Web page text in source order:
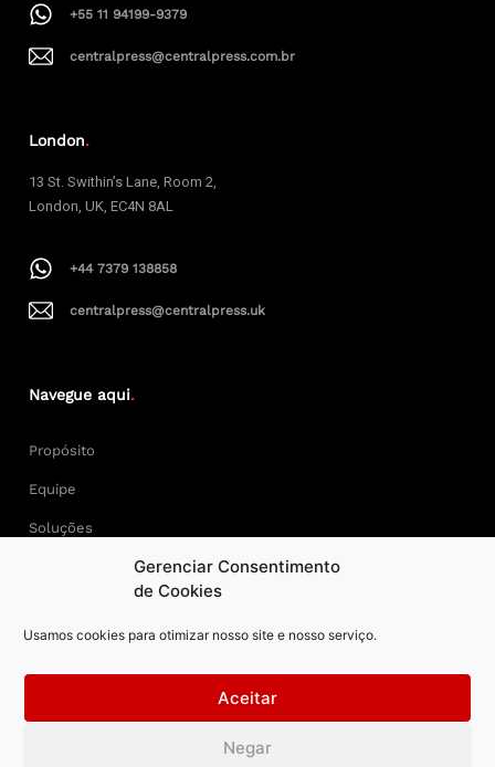
Gerenciar Consentimento
de Cookies
Usamos cookies para otimizar nosso site e nosso serviço.
Aceitar
Negar
+55 11 94199-9379
centralpress@centralpress.com.br
London.
13 St. Swithin’s Lane, Room 2,
London, UK, EC4N 8AL
+44 7379 138858
centralpress@centralpress.uk
Navegue aqui.
Propósito
Equipe
Soluções
Central Press – todos os direitos reservados. Developer: